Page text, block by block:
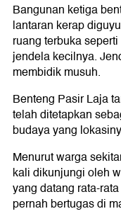
Bangunan ketiga
lantaran kerap
ruang terbuka
jendela kecilnya.
membidik musuh.
Benteng Pasir Laja
telah ditetapkan
budaya yang
Menurut warga
kali dikunjungi oleh
yang datang rata-
pernah bertugas di